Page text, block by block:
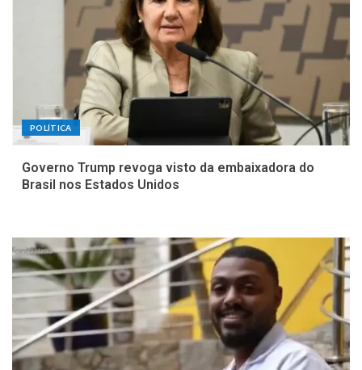
POLÍTICA
Governo Trump revoga visto da embaixadora do
Brasil nos Estados Unidos